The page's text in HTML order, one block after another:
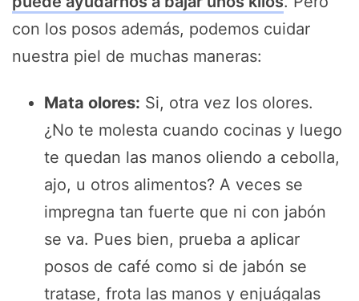
con los posos además, podemos cuidar
nuestra piel de muchas maneras:
Mata olores: Si, otra vez los olores.
¿No te molesta cuando cocinas y luego
te quedan las manos oliendo a cebolla,
ajo, u otros alimentos? A veces se
impregna tan fuerte que ni con jabón
se va. Pues bien, prueba a aplicar
posos de café como si de jabón se
tratase, frota las manos y enjuágalas